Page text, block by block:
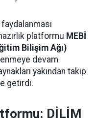
platformu MEBİ
Bilişim Ağı)
devam
yakından takip
getirdi.
DİLİM